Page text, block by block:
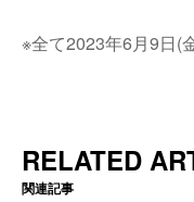
※全て2023年6月9日(
RELATED
関連記事